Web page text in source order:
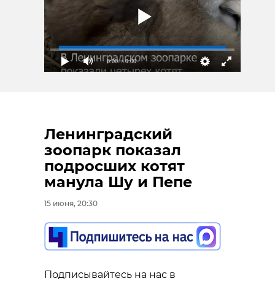
0:00 / 0:00
Ленинградский
зоопарк показал
подросших котят
манула Шу и Пепе
15 июня, 20:30
Подписывайтесь на нас в